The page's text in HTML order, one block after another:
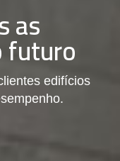
as
futuro
edifícios